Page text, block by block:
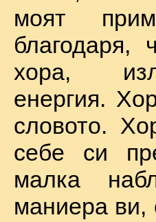
моят
хора,
енергия.
словото.
себе си
малка
маниера ви,